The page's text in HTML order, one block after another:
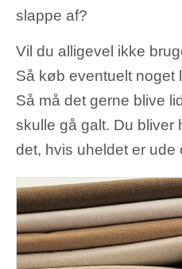
slappe af?
Vil du alligevel ikke
Så køb eventuelt noget
Så må det gerne blive
skulle gå galt. Du bliver
det, hvis uheldet er ude